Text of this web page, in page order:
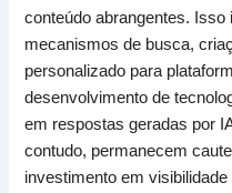
conteúdo abrangentes. Isso
mecanismos de busca,
personalizado para
desenvolvimento de
em respostas geradas por
contudo, permanecem
investimento em